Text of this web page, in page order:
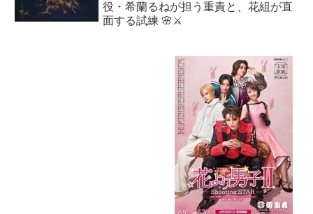
役・希蘭るねが担う重責と、花組が直
面する試練 🌸⚔️